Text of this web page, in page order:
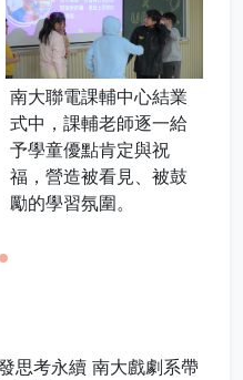
南大聯電課輔中心結業
式中，課輔老師逐一給
予學童優點肯定與祝
福，營造被看見、被鼓
勵的學習氛圍。
思考永續 南大戲劇系帶